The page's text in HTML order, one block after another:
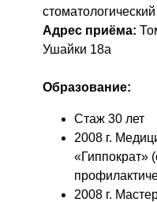
стоматологический
Адрес приёма:
Ушайки 18а
Образование:
Стаж 30 лет
2008 г.
«Гиппократ»
2008 г.